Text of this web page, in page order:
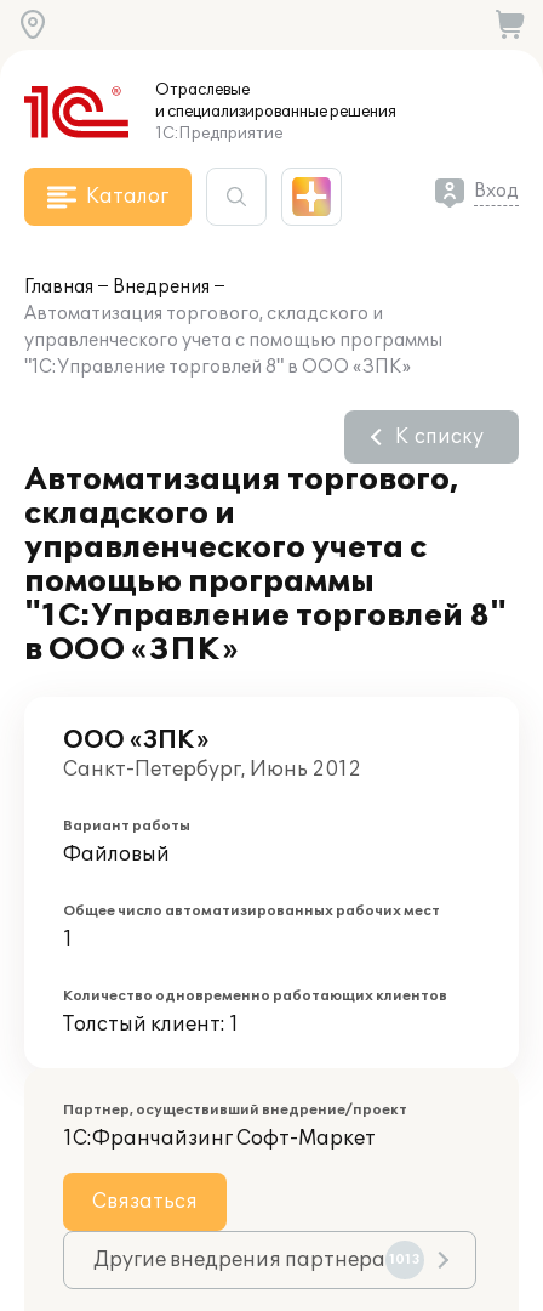
Отраслевые
и специализированныерешения
1С:Предприятие
Каталог Вход
Главная
Внедрения
Автоматизация торгового, складского и
управленческого учета с помощью программы
"1С:Управление торговлей 8" в ООО «ЗПК»
Автоматизация торгового,
складского и
управленческого учета с
помощью программы
"1С:Управление торговлей 8"
в ООО «ЗПК»
К списку
ООО «ЗПК»
Санкт-Петербург, Июнь 2012
Вариант работы
Файловый
Общее число автоматизированных рабочих мест
1
Количество одновременно работающих клиентов
Толстый клиент: 1
Партнер, осуществивший внедрение/проект
1С:Франчайзинг Софт-Маркет
Связаться
Другие внедрения партнера 1013